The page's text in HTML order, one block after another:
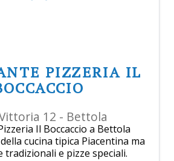
PIZZERIA IL
12 - Bettola
Il Boccaccio a Bettola
cucina tipica Piacentina ma
tradizionali e pizze speciali.